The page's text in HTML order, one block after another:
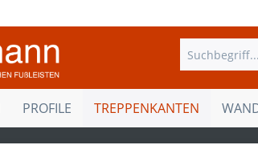
PROFILE TREPPENKANTEN